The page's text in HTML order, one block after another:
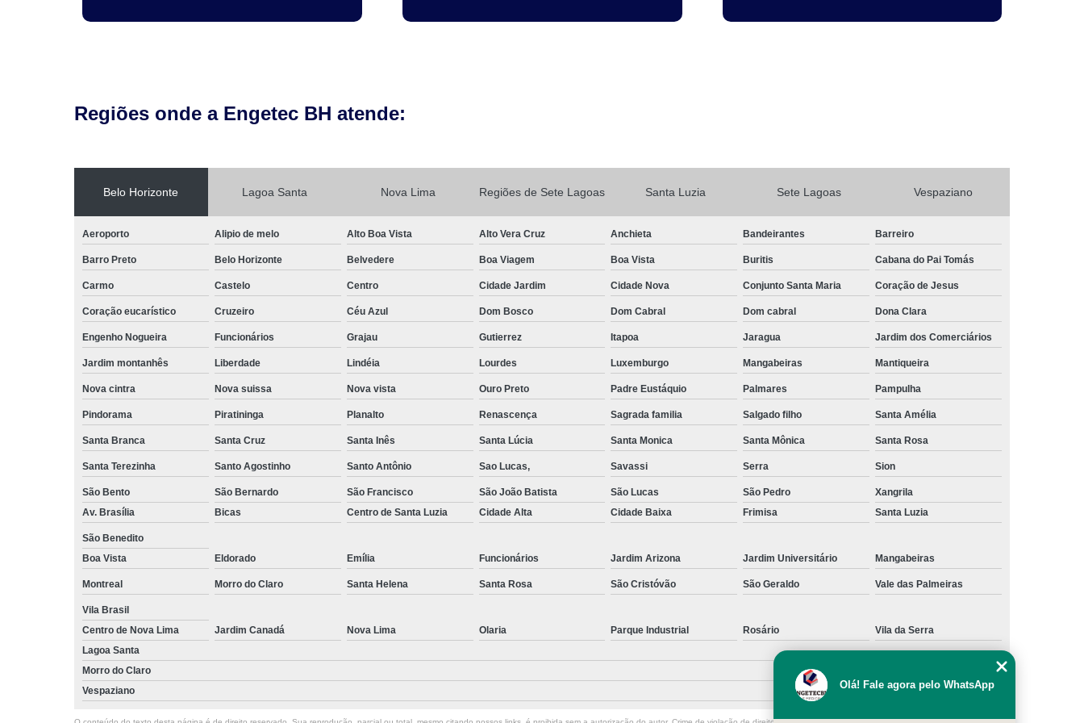
Regiões onde a Engetec BH atende:
Belo Horizonte Lagoa Santa Nova Lima Regiões de Sete Lagoas Santa Luzia Sete Lagoas Vespaziano
Aeroporto Alipio de melo Alto Boa Vista Alto Vera Cruz Anchieta Bandeirantes Barreiro
Barro Preto Belo Horizonte Belvedere Boa Viagem Boa Vista Buritis Cabana do Pai Tomás
Carmo Castelo Centro Cidade Jardim Cidade Nova Conjunto Santa Maria Coração de Jesus
Coração eucarístico Cruzeiro Céu Azul Dom Bosco Dom Cabral Dom cabral Dona Clara
Engenho Nogueira Funcionários Grajau Gutierrez Itapoa Jaragua Jardim dos Comerciários
Jardim montanhês Liberdade Lindéia Lourdes Luxemburgo Mangabeiras Mantiqueira
Nova cintra Nova suissa Nova vista Ouro Preto Padre Eustáquio Palmares Pampulha
Pindorama Piratininga Planalto Renascença Sagrada familia Salgado filho Santa Amélia
Santa Branca Santa Cruz Santa Inês Santa Lúcia Santa Monica Santa Mônica Santa Rosa
Santa Terezinha Santo Agostinho Santo Antônio Sao Lucas, Savassi Serra Sion
São Bento São Bernardo São Francisco São João Batista São Lucas São Pedro
Xangrila
Av. Brasília
Bicas Centro de Santa Luzia Cidade Alta Cidade Baixa Frimisa Santa Luzia
São Benedito
Boa Vista
Eldorado Emília Funcionários Jardim Arizona Jardim Universitário Mangabeiras
Montreal Morro do Claro Santa Helena Santa Rosa São Cristóvão São Geraldo Vale das Palmeiras
Vila Brasil
Centro de Nova Lima
Jardim Canadá Nova Lima Olaria Parque Industrial Rosário
Vila da Serra
Lagoa Santa
Morro do Claro
Vespaziano
Olá! Fale agora pelo WhatsApp